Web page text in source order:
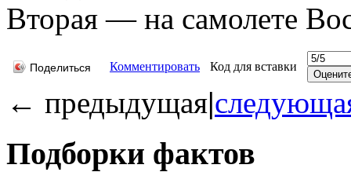
Вторая — на самолете
Поделиться Комментировать Код для вставки
← предыдущая|
Подборки фактов